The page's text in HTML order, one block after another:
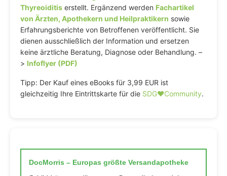
Thyreoiditis erstellt. Ergänzend werden Fachartikel
von Ärzten, Apothekern und Heilpraktikern sowie
Erfahrungsberichte von Betroffenen veröffentlicht. Sie
dienen ausschließlich der Information und ersetzen
keine ärztliche Beratung, Diagnose oder Behandlung. –
> Infoflyer (PDF)
Tipp: Der Kauf eines eBooks für 3,99 EUR ist
gleichzeitig Ihre Eintrittskarte für die SDG♥️Community.
DocMorris – Europas größte Versandapotheke